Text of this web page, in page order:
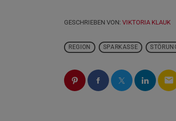
GESCHRIEBEN VON: VIKTORIA KLAUK
REGION SPARKASSE
email